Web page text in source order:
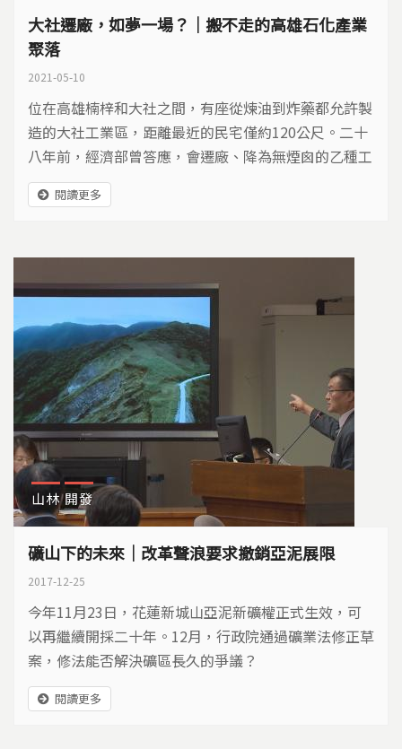
大社遷廠，如夢一場？｜搬不走的高雄石化產業
聚落
2021-05-10
位在高雄楠梓和大社之間，有座從煉油到炸藥都允許製
造的大社工業區，距離最近的民宅僅約120公尺。二十
八年前，經濟部曾答應，會遷廠、降為無煙囪的乙種工
業區。如果政府信守承諾，2018年時，大社工業區就
該關廠、遷移，但如今已是2021年，區內廠商卻不動
染石化廠，落日的那一天。
閱讀更多
山林 開發
礦山下的未來｜改革聲浪要求撤銷亞泥展限
2017-12-25
今年11月23日，花蓮新城山亞泥新礦權正式生效，可
以再繼續開採二十年。12月，行政院通過礦業法修正草
案，修法能否解決礦區長久的爭議？
閱讀更多